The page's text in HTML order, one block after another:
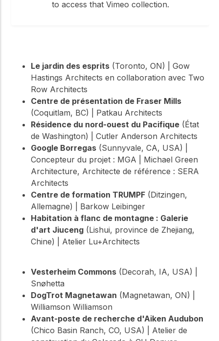
to access that Vimeo collection.
Le jardin des esprits (Toronto, ON) | Gow
Hastings Architects en collaboration avec Two
Row Architects
Centre de présentation de Fraser Mills
(Coquitlam, BC) | Patkau Architects
Résidence du nord-ouest du Pacifique (État
de Washington) | Cutler Anderson Architects
Google Borregas (Sunnyvale, CA, USA) |
Concepteur du projet : MGA | Michael Green
Architecture, Architecte de référence : SERA
Architects
Centre de formation TRUMPF (Ditzingen,
Allemagne) | Barkow Leibinger
Habitation à flanc de montagne : Galerie
d'art Jiuceng (Lishui, province de Zhejiang,
Chine) | Atelier Lu+Architects
Vesterheim Commons (Decorah, IA, USA) |
Snøhetta
DogTrot Magnetawan (Magnetawan, ON) |
Williamson Williamson
Avant-poste de recherche d'Aiken Audubon
(Chico Basin Ranch, CO, USA) | Atelier de